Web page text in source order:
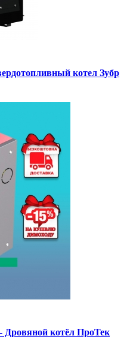
котел Зубр
Дровяной котёл ПроТек